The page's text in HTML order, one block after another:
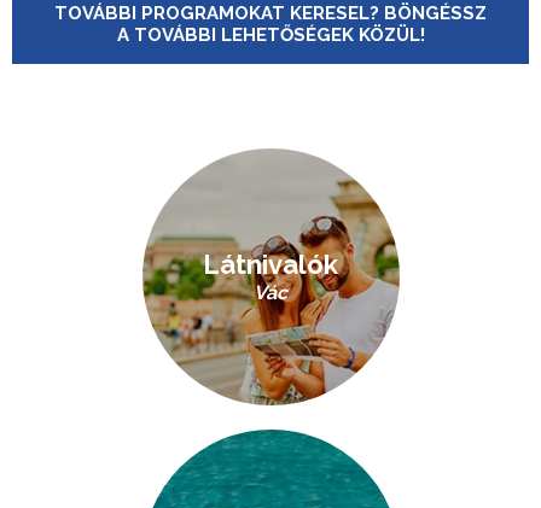
TOVÁBBI PROGRAMOKAT KERESEL? BÖNGÉSSZ
A TOVÁBBI LEHETŐSÉGEK KÖZÜL!
Látnivalók
Vác